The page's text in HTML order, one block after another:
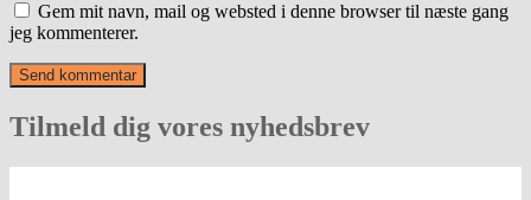
Gem mit navn, mail og websted i denne browser til næste gang
jeg kommenterer.
Tilmeld dig vores nyhedsbrev